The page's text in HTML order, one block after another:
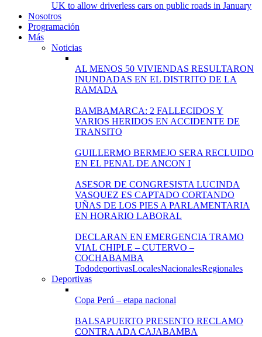
UK to allow driverless cars on public roads in January
Nosotros
Programación
Más
Noticias
AL MENOS 50 VIVIENDAS RESULTARON
INUNDADAS EN EL DISTRITO DE LA
RAMADA
BAMBAMARCA: 2 FALLECIDOS Y
VARIOS HERIDOS EN ACCIDENTE DE
TRANSITO
GUILLERMO BERMEJO SERA RECLUIDO
EN EL PENAL DE ANCON I
ASESOR DE CONGRESISTA LUCINDA
VASQUEZ ES CAPTADO CORTANDO
UÑAS DE LOS PIES A PARLAMENTARIA
EN HORARIO LABORAL
DECLARAN EN EMERGENCIA TRAMO
VIAL CHIPLE – CUTERVO –
COCHABAMBA
TododeportivasLocalesNacionalesRegionales
Deportivas
Copa Perú – etapa nacional
BALSAPUERTO PRESENTO RECLAMO
CONTRA ADA CAJABAMBA